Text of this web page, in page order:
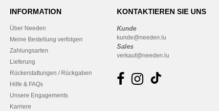
INFORMATION
Über Needen
Meine Bestellung verfolgen
Zahlungsarten
Lieferung
Rückerstattungen / Rückgaben
Hilfe & FAQs
Unsere Engagements
Karriere
KONTAKTIEREN SIE UNS
Kunde
kunde@needen.lu
Sales
verkauf@needen.lu